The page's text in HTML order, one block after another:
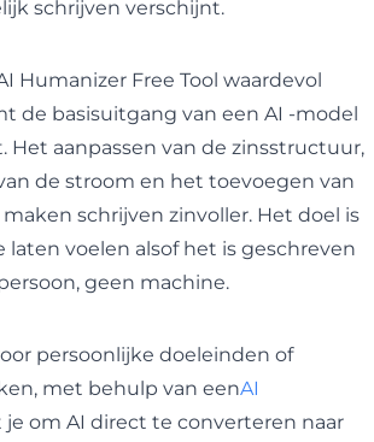
schrijven verschijnt.
Humanizer Free Tool waardevol
de basisuitgang van een AI -model
Het aanpassen van de zinsstructuur,
de stroom en het toevoegen van
schrijven zinvoller. Het doel is
voelen alsof het is geschreven
geen machine.
persoonlijke doeleinden of
met behulp van eenAI
je om AI direct te converteren naar